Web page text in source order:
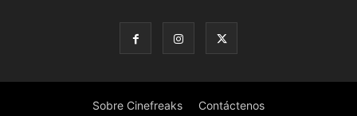
Sobre Cinefreaks Contáctenos